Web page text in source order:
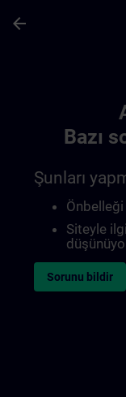
arrow_back
Bazı
Şunları
Siteyle
Sorunu bildir